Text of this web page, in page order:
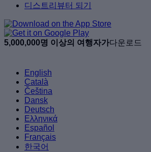
디스트리뷰터 되기
5,000,000명 이상의 여행자가다운로드
English
Català
Čeština
Dansk
Deutsch
Ελληνικά
Español
Français
한국어